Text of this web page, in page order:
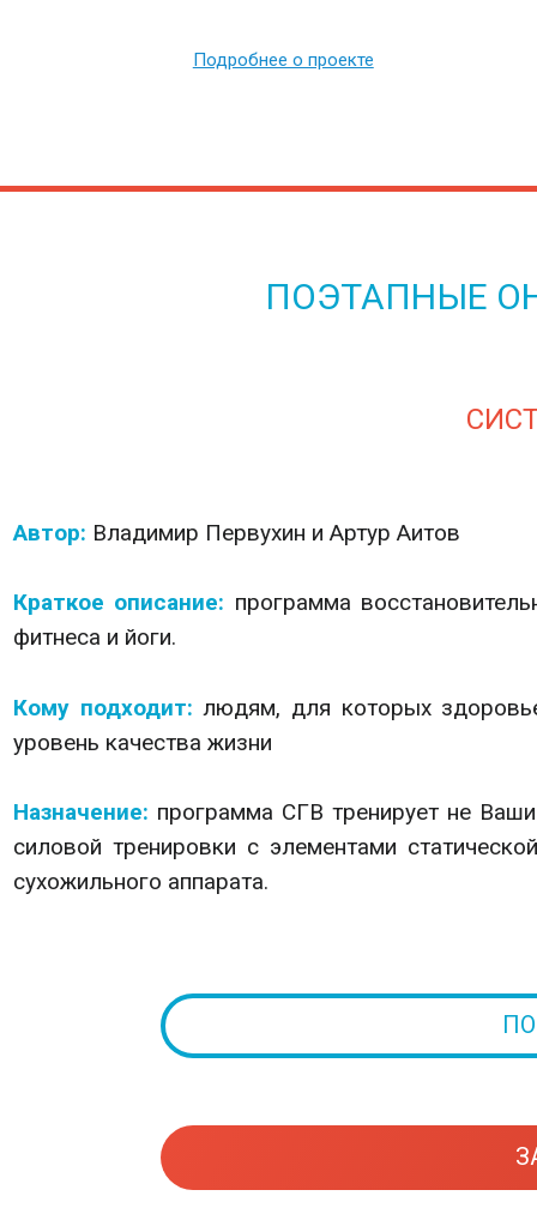
Подробнее о проекте
ПОЭТАПНЫЕ
Автор: Владимир Первухин и Артур Аитов
Краткое описание: программа
фитнеса и йоги.
Кому подходит: людям, для которых
уровень качества жизни
Назначение: программа СГВ тренирует не
силовой тренировки с элементами
сухожильного аппарата.